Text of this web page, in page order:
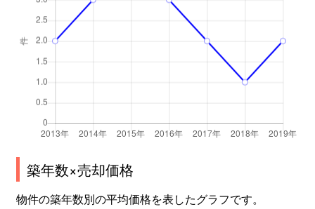
築年数×売却価格
物件の築年数別の平均価格を表したグラフです。